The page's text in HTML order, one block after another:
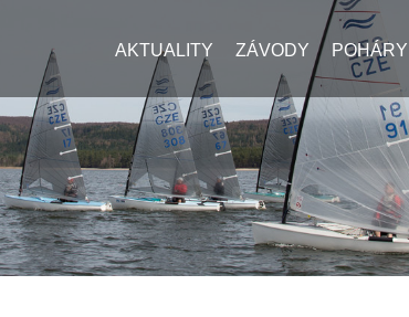
AKTUALITY ZÁVODY POHÁRY